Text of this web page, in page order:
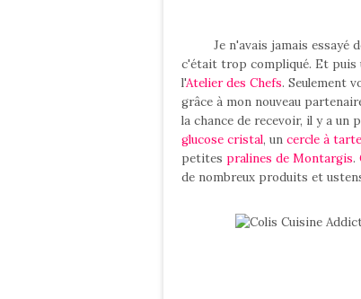
Je n'avais jamais essayé de
c'était trop compliqué. Et puis
l'Atelier des Chefs. Seulement
grâce à mon nouveau
la chance de recevoir, il y a
glucose cristal, un cercle à tarte
petites pralines de Montargis.
de nombreux produits et